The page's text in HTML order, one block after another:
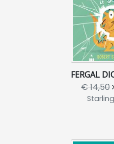
FERGAL
€ 14,50